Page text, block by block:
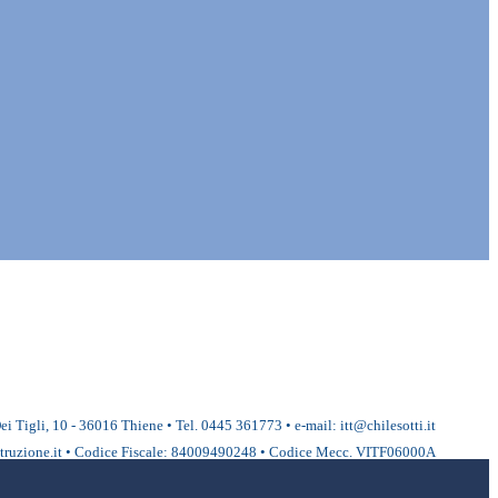
Tigli, 10 - 36016 Thiene • Tel. 0445 361773 • e-mail: itt@chilesotti.it
• Codice Fiscale: 84009490248 • Codice Mecc. VITF06000A